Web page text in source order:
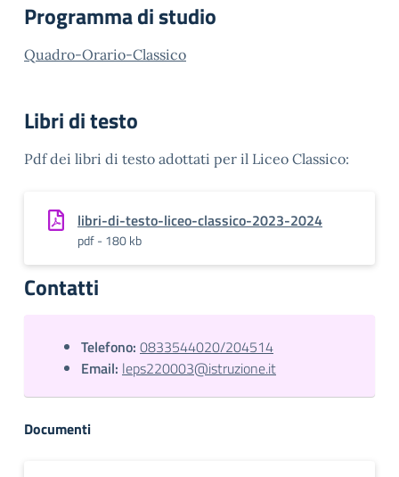
Programma di studio
Quadro-Orario-Classico
Libri di testo
Pdf dei libri di testo adottati per il Liceo Classico:
libri-di-testo-liceo-classico-2023-2024
pdf - 180 kb
Contatti
Telefono: 0833544020/204514
Email: leps220003@istruzione.it
Documenti